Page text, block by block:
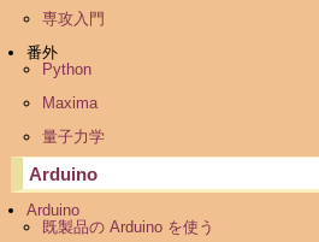
専攻入門
番外
Python
Maxima
量子力学
Arduino
Arduino
既製品の Arduino を使う